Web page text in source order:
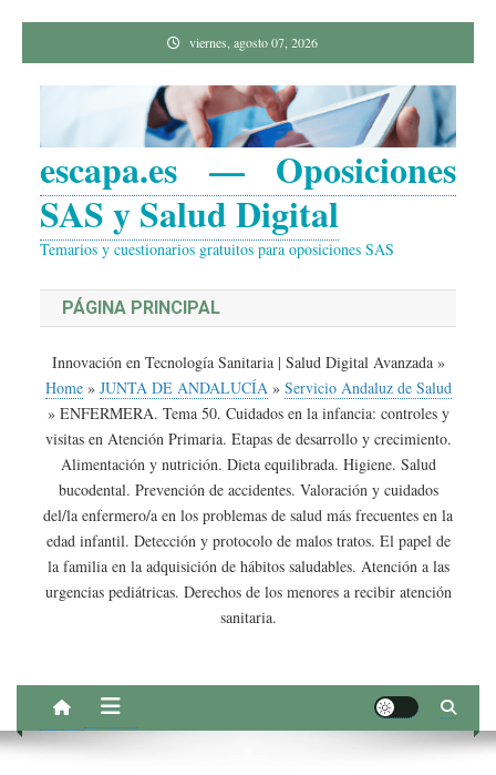
al
contenido
viernes, agosto 07, 2026
escapa.es — Oposiciones
SAS y Salud Digital
Temarios y cuestionarios gratuitos para oposiciones SAS
PÁGINA PRINCIPAL
Innovación en Tecnología Sanitaria | Salud Digital Avanzada »
Home » JUNTA DE ANDALUCÍA » Servicio Andaluz de Salud
» ENFERMERA. Tema 50. Cuidados en la infancia: controles y
visitas en Atención Primaria. Etapas de desarrollo y crecimiento.
Alimentación y nutrición. Dieta equilibrada. Higiene. Salud
bucodental. Prevención de accidentes. Valoración y cuidados
del/la enfermero/a en los problemas de salud más frecuentes en la
edad infantil. Detección y protocolo de malos tratos. El papel de
la familia en la adquisición de hábitos saludables. Atención a las
urgencias pediátricas. Derechos de los menores a recibir atención
sanitaria.